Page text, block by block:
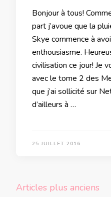
Bonjour à tous!
part j’avoue que la
Skye commence à
enthousiasme.
civilisation ce jour! Je
avec le tome 2 des
que j’ai sollicité sur
d’ailleurs à …
25 JUILLET 2016
Navigation
Articles plus anciens